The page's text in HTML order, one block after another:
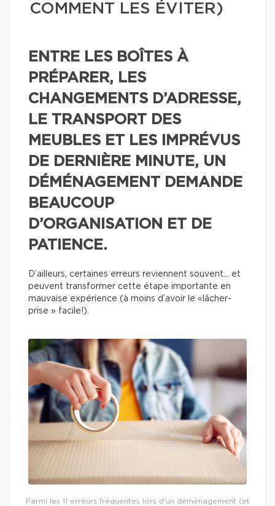
COMMENT LES ÉVITER)
ENTRE LES BOÎTES À
PRÉPARER, LES
CHANGEMENTS D’ADRESSE,
LE TRANSPORT DES
MEUBLES ET LES IMPRÉVUS
DE DERNIÈRE MINUTE, UN
DÉMÉNAGEMENT DEMANDE
BEAUCOUP
D’ORGANISATION ET DE
PATIENCE.
D’ailleurs, certaines erreurs reviennent souvent… et
peuvent transformer cette étape importante en
mauvaise expérience (à moins d’avoir le «lâcher-
prise » facile!).
Parmi les 11 erreurs fréquentes lors d’un déménagement (et